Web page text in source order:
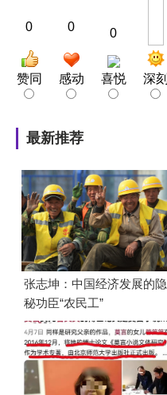
0
赞同
0
感动
0
喜悦 深刻
最新推荐
张志坤：中国经济发展的隐
秘功臣“农民工”